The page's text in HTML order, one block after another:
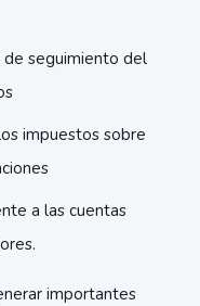
de seguimiento del
impuestos sobre
a las cuentas
importantes